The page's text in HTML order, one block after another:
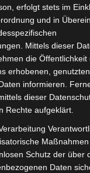
2 –
ac gravida
ornare
ante.
Etiam
dolor euismod in.
erfolgt stets im
und in
Mittels dieser
die Öffentlichkeit
erhobenen,
informieren.
dieser
Rechte aufgeklärt.
Schutz der über
Daten